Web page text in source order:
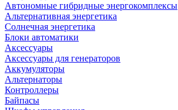
Автономные гибридные энергокомплексы
Альтернативная энергетика
Солнечная энергетика
Блоки автоматики
Аксессуары
Аксессуары для генераторов
Аккумуляторы
Альтернаторы
Контроллеры
Байпасы